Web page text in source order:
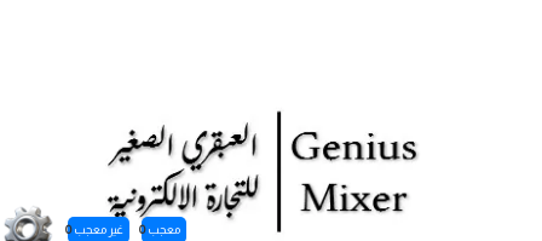
معجب 0 غير معجب 0